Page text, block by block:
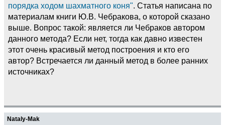
порядка ходом шахматного коня". Статья написана по
материалам книги Ю.В. Чебракова, о которой сказано
выше. Вопрос такой: является ли Чебраков автором
данного метода? Если нет, тогда как давно известен
этот очень красивый метод построения и кто его
автор? Встречается ли данный метод в более ранних
источниках?
Nataly-Mak